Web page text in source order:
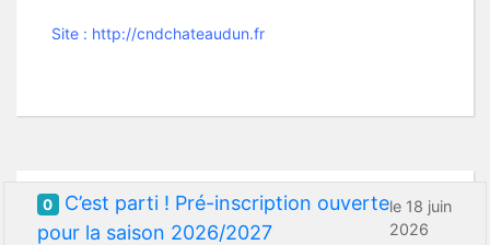
Site : http://cndchateaudun.fr
0
C’est parti ! Pré-inscription ouverte
pour la saison 2026/2027
le 18 juin
2026